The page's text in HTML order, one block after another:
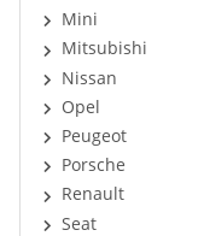
Mini
Mitsubishi
Nissan
Opel
Peugeot
Porsche
Renault
Seat